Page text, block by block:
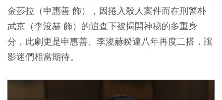
金莎拉（申惠善 飾），因捲入殺人案件而在刑警朴
武京（李浚赫 飾）的追查下被揭開神秘的多重身
分，此劇更是申惠善、李浚赫睽違八年再度二搭，讓
影迷們相當期待。